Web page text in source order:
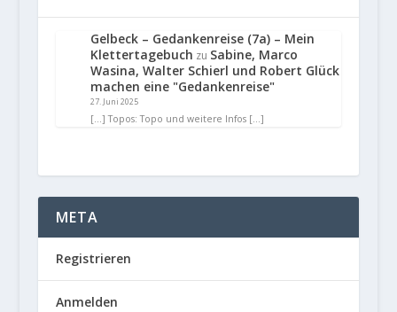
Gelbeck – Gedankenreise (7a) – Mein
Klettertagebuch zu Sabine, Marco
Wasina, Walter Schierl und Robert Glück
machen eine "Gedankenreise"
27. Juni 2025
[…] Topos: Topo und weitere Infos […]
META
Registrieren
Anmelden